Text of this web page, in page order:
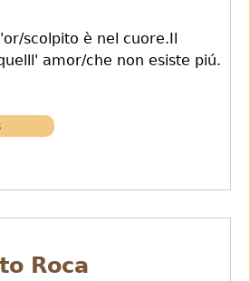
scolpito è nel cuore.Il
amor/che non esiste piú.
E.Toselli
Roca